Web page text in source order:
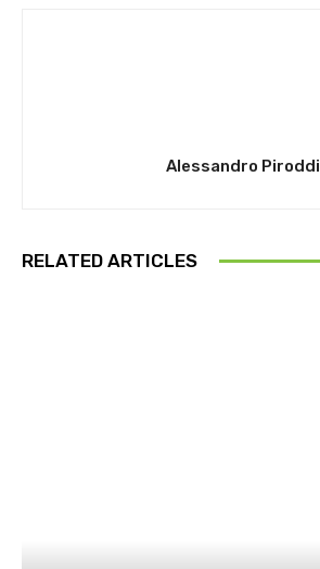
Alessandro Piroddi
RELATED ARTICLES